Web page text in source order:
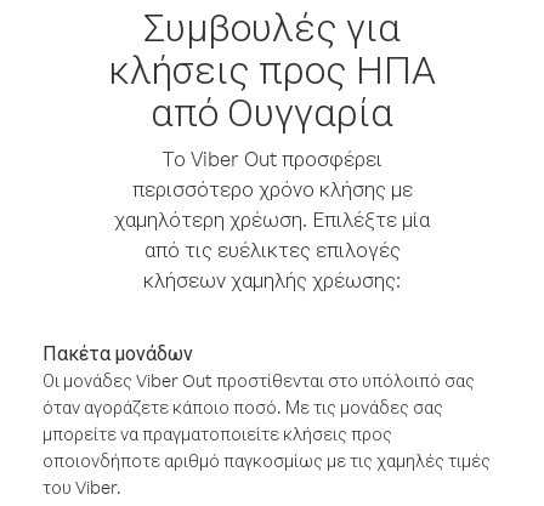
Συμβουλές για
κλήσεις προς ΗΠΑ
από Ουγγαρία
Το Viber Out προσφέρει
περισσότερο χρόνο κλήσης με
χαμηλότερη χρέωση. Επιλέξτε μία
από τις ευέλικτες επιλογές
κλήσεων χαμηλής χρέωσης:
Πακέτα μονάδων
Οι μονάδες Viber Out προστίθενται στο υπόλοιπό σας
όταν αγοράζετε κάποιο ποσό. Με τις μονάδες σας
μπορείτε να πραγματοποιείτε κλήσεις προς
οποιονδήποτε αριθμό παγκοσμίως με τις χαμηλές τιμές
του Viber.